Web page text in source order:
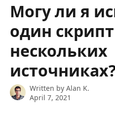
Могу ли я
один
нескольких
Written by Alan K.
April 7, 2021